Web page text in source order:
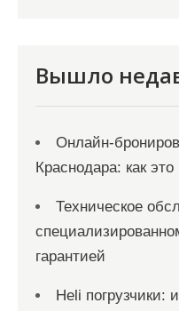
Вышло
Краснодара: как это
Техническое
гарантией
Heli погрузчики: